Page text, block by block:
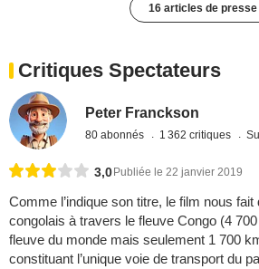
16 articles de presse
Critiques Spectateurs
Peter Franckson
80 abonnés 1 362 critiques
3,0 Publiée le 22 janvier 2019
Comme l’indique son titre, le film nous
congolais à travers le fleuve Congo (4
fleuve du monde mais seulement 1 700
constituant l’unique voie de transport du